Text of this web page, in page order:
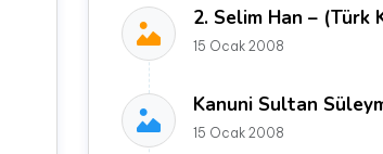
2. Selim Han – (Türk
15 Ocak 2008
Kanuni Sultan
15 Ocak 2008